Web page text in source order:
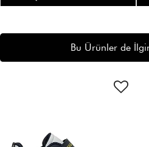
Bu Ürünler de